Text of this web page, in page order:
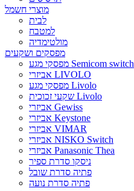
מוצרי חשמל
לבית
למטבח
מולטימדיה
מפסקים ושקעים
מפסקי מגע Semicom switch
אביזרי LIVOLO
מפסקי מגע Livolo
שקעי זכוכית Livolo
אביזרי Gewiss
אביזרי Keystone
אביזרי VIMAR
אביזרי NISKO Switch
אביזרי Panasonic Thea
ניסקו סדרת ספיר
פתיה סדרת שובל
פתיה סדרת נועה